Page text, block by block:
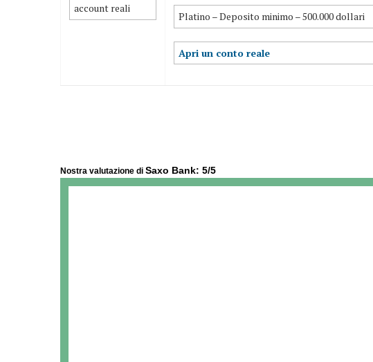
account reali
Platino – Deposito minimo – 500.000 dollari
Apri un conto reale
Nostra valutazione di Saxo Bank: 5/5